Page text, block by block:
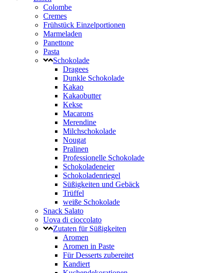
Colombe
Cremes
Frühstück Einzelportionen
Marmeladen
Panettone
Pasta
Schokolade
Dragees
Dunkle Schokolade
Kakao
Kakaobutter
Kekse
Macarons
Merendine
Milchschokolade
Nougat
Pralinen
Professionelle Schokolade
Schokoladeneier
Schokoladenriegel
Süßigkeiten und Gebäck
Trüffel
weiße Schokolade
Snack Salato
Uova di cioccolato
Zutaten für Süßigkeiten
Aromen
Aromen in Paste
Für Desserts zubereitet
Kandiert